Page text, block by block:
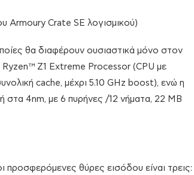
Armoury Crate SE λογισμικού)
θα διαφέρουν ουσιαστικά μόνο στον
Ryzen™ Z1 Extreme Processor (CPU με
cache, μέχρι 5.10 GHz boost), ενώ η
στα 4nm, με 6 πυρήνες /12 νήματα, 22 MB
προσφερόμενες θύρες εισόδου είναι τρεις: